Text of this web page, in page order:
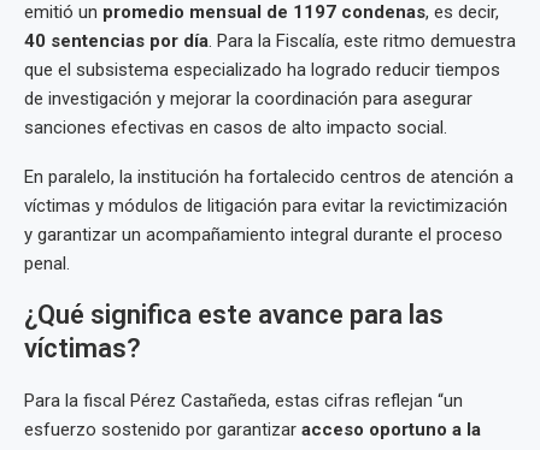
emitió un promedio mensual de 1197 condenas, es decir,
40 sentencias por día. Para la Fiscalía, este ritmo demuestra
que el subsistema especializado ha logrado reducir tiempos
de investigación y mejorar la coordinación para asegurar
sanciones efectivas en casos de alto impacto social.
En paralelo, la institución ha fortalecido centros de atención a
víctimas y módulos de litigación para evitar la revictimización
y garantizar un acompañamiento integral durante el proceso
penal.
¿Qué significa este avance para las
víctimas?
Para la fiscal Pérez Castañeda, estas cifras reflejan “un
esfuerzo sostenido por garantizar acceso oportuno a la